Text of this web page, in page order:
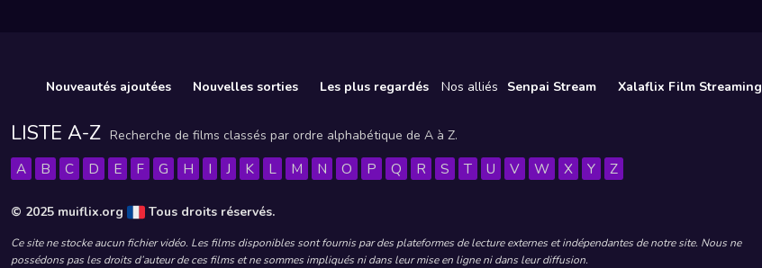
Nouveautés ajoutées Nouvelles sorties Les plus regardés Nos alliés Senpai Stream Xalaflix Film Streaming
LISTE A-Z Recherche de films classés par ordre alphabétique de A à Z.
A B C D E F G H I J K L M N O P Q R S T U V W X Y Z
© 2025 muiflix.org Tous droits réservés.
Ce site ne stocke aucun fichier vidéo. Les films disponibles sont fournis par des plateformes de lecture externes et indépendantes de notre site. Nous ne
possédons pas les droits d’auteur de ces films et ne sommes impliqués ni dans leur mise en ligne ni dans leur diffusion.